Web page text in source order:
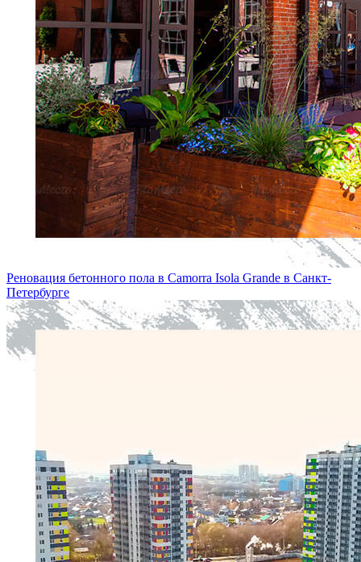
Реновация бетонного пола в Camorra Isola Grande в Санкт-
Петербургe